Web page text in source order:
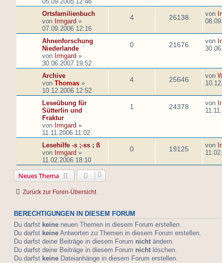
Ortsfamilienbuch
von Irmgard »
07.09.2006 12:16
4 26138 von
Ahnenforschung
Niederlande
von Irmgard »
30.06.2007 19:52
0 21676 von
Archive
von Thomas »
10.12.2006 12:52
4 25646 von
Leseübung für
Sütterlin und
Fraktur
von Irmgard »
11.11.2006 11:02
1 24378 von
Lesehilfe -s ;-ss ; ß
von Irmgard »
11.02.2006 18:10
0 19125 von
Neues Thema
Zurück zur Foren-Übersicht
BERECHTIGUNGEN IN DIESEM FORUM
Du darfst keine neuen Themen in diesem Forum erstellen.
Du darfst keine Antworten zu Themen in diesem Forum erstellen.
Du darfst deine Beiträge in diesem Forum nicht ändern.
Du darfst deine Beiträge in diesem Forum nicht löschen.
Du darfst keine Dateianhänge in diesem Forum erstellen.